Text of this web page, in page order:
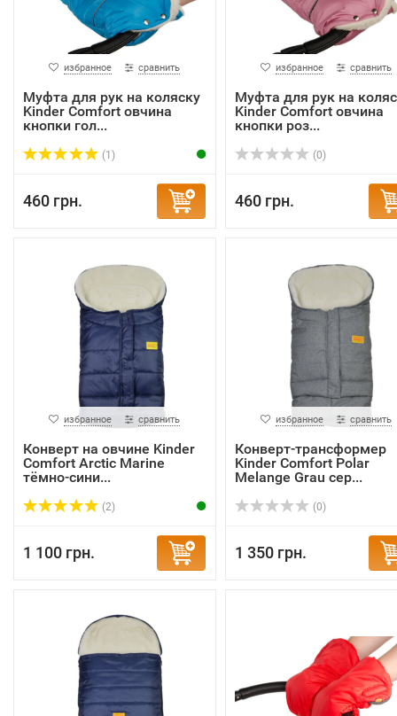
избранное сравнить
Муфта для рук на коляску
Kinder Comfort овчина
кнопки гол...
(1)
460 грн.
избранное сравнить
Муфта для рук на
Kinder Comfort овчина
кнопки роз...
(0)
460 грн.
избранное сравнить
Конверт на овчине Kinder
Comfort Arctic Marine
тёмно-сини...
(2)
1 100 грн.
избранное сравнить
Конверт-трансформер
Kinder Comfort Polar
Melange Grau сер...
(0)
1 350 грн.